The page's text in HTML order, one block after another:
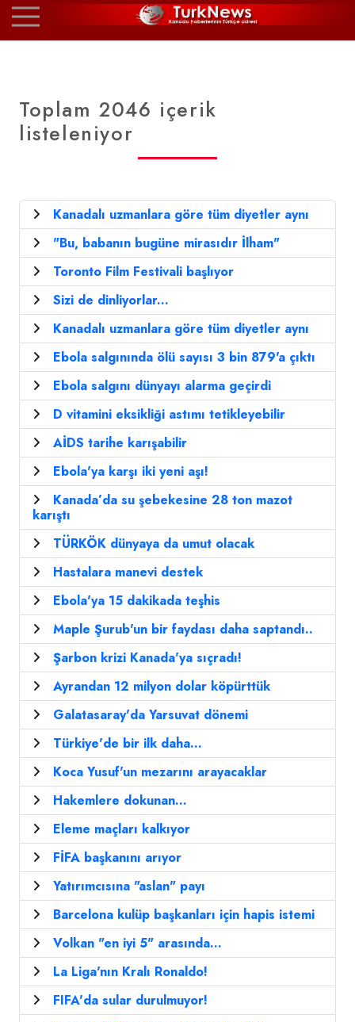
Toplam 2046 içerik
listeleniyor
Kanadalı uzmanlara göre tüm diyetler aynı
"Bu, babanın bugüne mirasıdır İlham"
Toronto Film Festivali başlıyor
Sizi de dinliyorlar...
Kanadalı uzmanlara göre tüm diyetler aynı
Ebola salgınında ölü sayısı 3 bin 879'a çıktı
Ebola salgını dünyayı alarma geçirdi
D vitamini eksikliği astımı tetikleyebilir
AİDS tarihe karışabilir
Ebola'ya karşı iki yeni aşı!
Kanada’da su şebekesine 28 ton mazot
karıştı
TÜRKÖK dünyaya da umut olacak
Hastalara manevi destek
Ebola'ya 15 dakikada teşhis
Maple Şurub'un bir faydası daha saptandı..
Şarbon krizi Kanada'ya sıçradı!
Ayrandan 12 milyon dolar köpürttük
Galatasaray'da Yarsuvat dönemi
Türkiye'de bir ilk daha...
Koca Yusuf'un mezarını arayacaklar
Hakemlere dokunan...
Eleme maçları kalkıyor
FİFA başkanını arıyor
Yatırımcısına "aslan" payı
Barcelona kulüp başkanları için hapis istemi
Volkan "en iyi 5" arasında...
La Liga'nın Kralı Ronaldo!
FIFA'da sular durulmuyor!